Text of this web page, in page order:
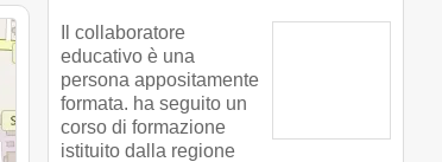
Il collaboratore
educativo è una
persona appositamente
formata. ha seguito un
corso di formazione
istituito dalla regione